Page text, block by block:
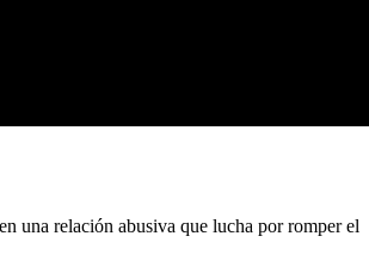
una relación abusiva que lucha por romper el